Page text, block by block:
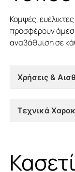
Κομψές,
προσφέρουν
αναβάθμιση σε
Χρήσεις &
Τεχνικά